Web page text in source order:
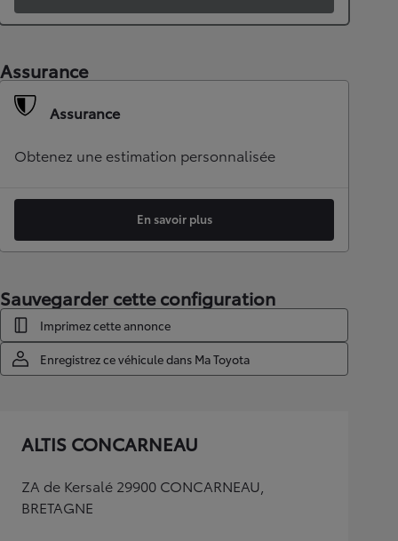
Assurance
Assurance
Obtenez une estimation personnalisée
En savoir plus
Sauvegarder cette configuration
Imprimez cette annonce
Enregistrez ce véhicule dans Ma Toyota
ALTIS CONCARNEAU
ZA de Kersalé 29900 CONCARNEAU,
BRETAGNE